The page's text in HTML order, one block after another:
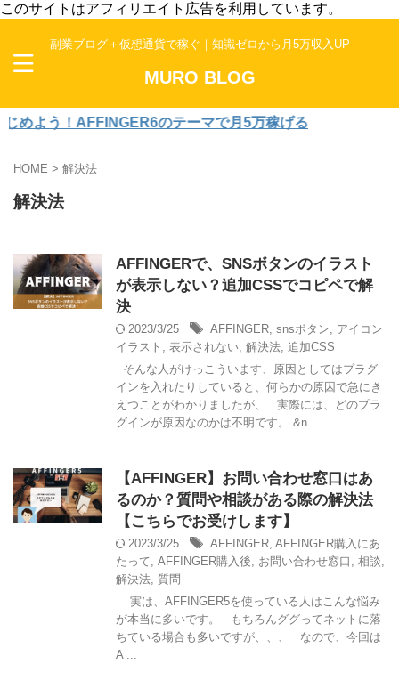
このサイトはアフィリエイト広告を利用しています。
副業ブログ＋仮想通貨で稼ぐ｜知識ゼロから月5万収入UP
MURO BLOG
よう！AFFINGER6のテーマで月5万稼げる
HOME > 解決法
解決法
AFFINGERで、SNSボタンのイラスト
が表示しない？追加CSSでコピペで解
決
2023/3/25 AFFINGER, snsボタン, アイコン
イラスト , 表示されない, 解決法, 追加CSS
そんな人がけっこういます、原因としてはプラグ
インを入れたりしていると、何らかの原因で急にき
えつことがわかりましたが、 実際には、どのプラ
グインが原因なのかは不明です。 &n ...
【AFFINGER】お問い合わせ窓口はあ
るのか？質問や相談がある際の解決法
【こちらでお受けします】
2023/3/25 AFFINGER, AFFINGER購入にあ
たって, AFFINGER購入後, お問い合わせ窓口 , 相談,
解決法, 質問
実は、AFFINGER5を使っている人はこんな悩み
が本当に多いです。 もちろんググってネットに落
ちている場合も多いですが、、、 なので、今回は
A ...